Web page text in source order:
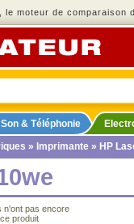
le moteur de comparaison
Son & Téléphonie
» Imprimante » HP
n'ont pas encore
produit